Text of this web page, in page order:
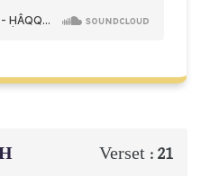
Verset : 21